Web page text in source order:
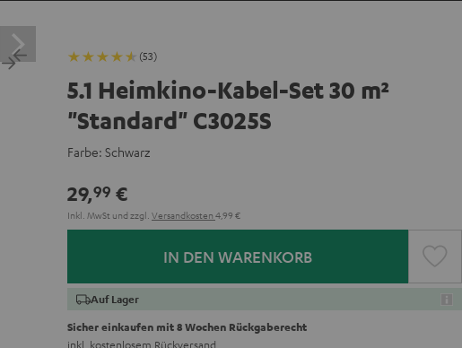
(53)
5.1 Heimkino-Kabel-Set 30 m²
"Standard" C3025S
Farbe: Schwarz
29,99 €
Inkl. MwSt und zzgl. Versandkosten 4,99 €
IN DEN WARENKORB
Auf Lager
Sicher einkaufen mit 8 Wochen Rückgaberecht
inkl. kostenlosem Rückversand